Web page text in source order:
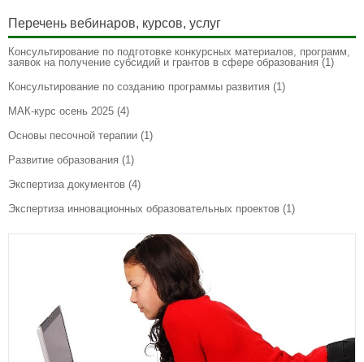
Перечень вебинаров, курсов, услуг
Консультирование по подготовке конкурсных материалов, программ,
заявок на получение субсидий и грантов в сфере образования (1)
Консультирование по созданию программы развития (1)
МАК-курс осень 2025 (4)
Основы песочной терапии (1)
Развитие образования (1)
Экспертиза документов (4)
Экспертиза инновационных образовательных проектов (1)